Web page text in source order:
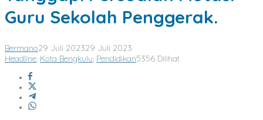
Guru Sekolah Penggerak.
Bermano29 Juli 202329 Juli 2023
Headline, Kota Bengkulu, Pendidikan5356 Dilihat